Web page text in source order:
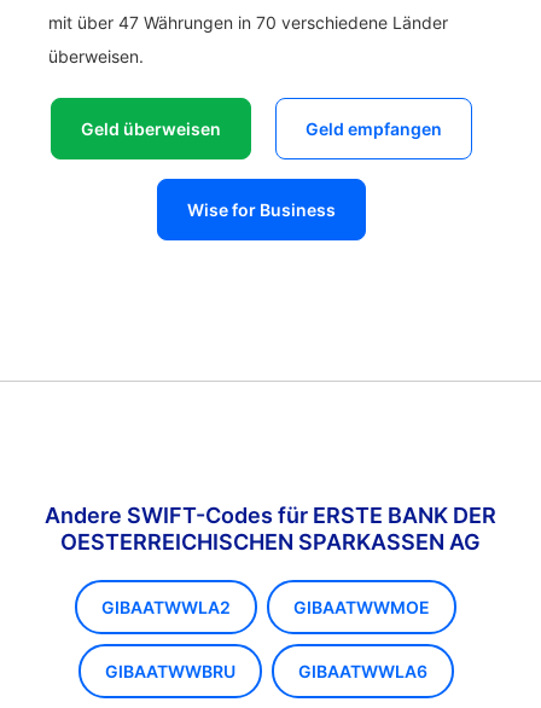
mit über 47 Währungen in 70 verschiedene Länder
überweisen.
Geld überweisen Geld empfangen
Wise for Business
Andere SWIFT-Codes für ERSTE BANK DER
OESTERREICHISCHEN SPARKASSEN AG
GIBAATWWLA2 GIBAATWWMOE
GIBAATWWBRU GIBAATWWLA6